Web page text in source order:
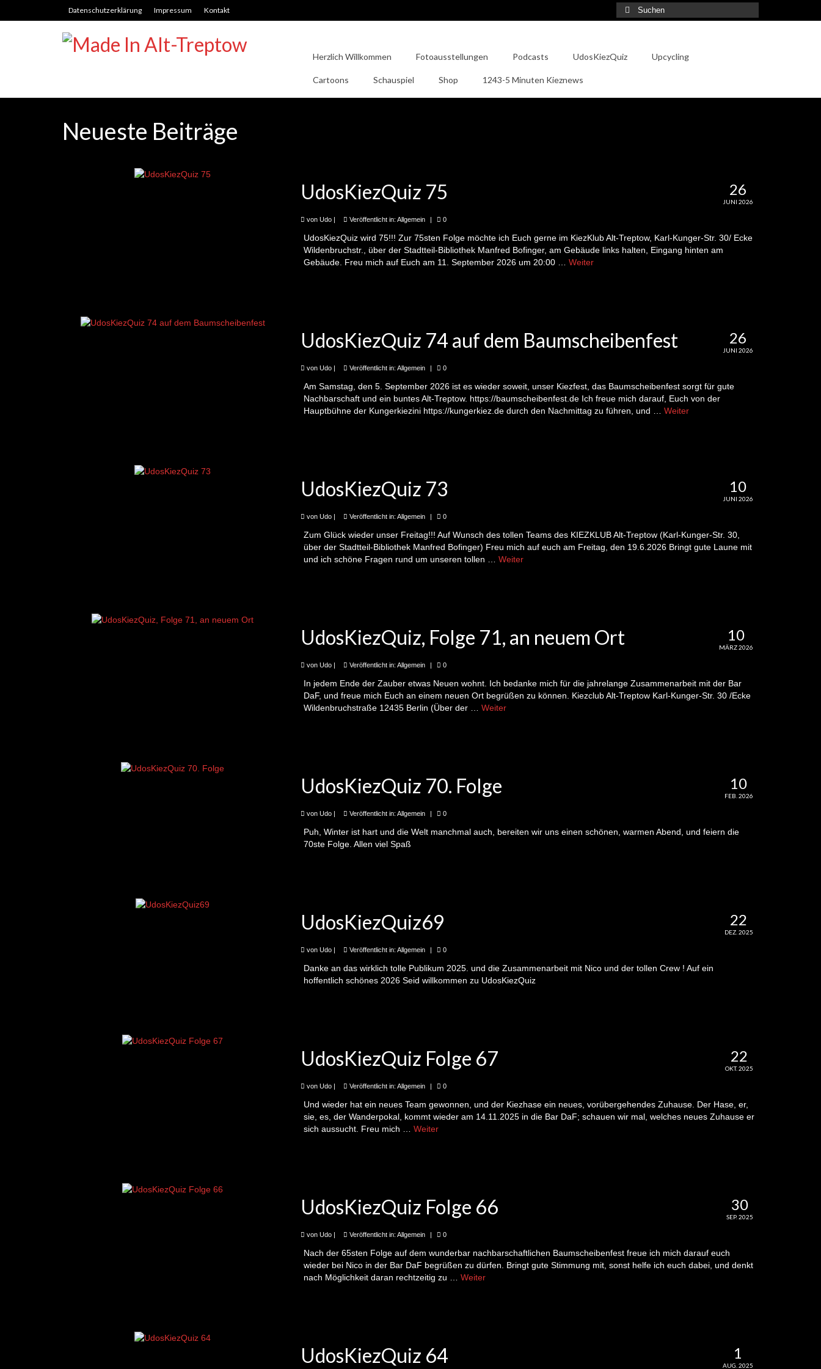
Datenschutzerklärung Impressum Kontakt
Suche
nach:
Herzlich Willkommen Fotoausstellungen Podcasts UdosKiezQuiz Upcycling
Cartoons Schauspiel Shop 1243-5 Minuten Kieznews
Neueste Beiträge
26
JUNI 2026
UdosKiezQuiz 75
vonUdo | Veröffentlicht in:Allgemein | 0
UdosKiezQuiz wird 75!!! Zur 75sten Folge möchte ich Euch gerne im KiezKlub Alt-Treptow, Karl-Kunger-Str. 30/ Ecke
Wildenbruchstr., über der Stadtteil-Bibliothek Manfred Bofinger, am Gebäude links halten, Eingang hinten am
Gebäude. Freu mich auf Euch am 11. September 2026 um 20:00 …Weiter
26
JUNI 2026
UdosKiezQuiz 74 auf dem Baumscheibenfest
vonUdo | Veröffentlicht in:Allgemein | 0
Am Samstag, den 5. September 2026 ist es wieder soweit, unser Kiezfest, das Baumscheibenfest sorgt für gute
Nachbarschaft und ein buntes Alt-Treptow. https://baumscheibenfest.de Ich freue mich darauf, Euch von der
Hauptbühne der Kungerkiezini https://kungerkiez.de durch den Nachmittag zu führen, und …Weiter
10
JUNI 2026
UdosKiezQuiz 73
vonUdo | Veröffentlicht in:Allgemein | 0
Zum Glück wieder unser Freitag!!! Auf Wunsch des tollen Teams des KIEZKLUB Alt-Treptow (Karl-Kunger-Str. 30,
über der Stadtteil-Bibliothek Manfred Bofinger) Freu mich auf euch am Freitag, den 19.6.2026 Bringt gute Laune mit
und ich schöne Fragen rund um unseren tollen …Weiter
10
MÄRZ 2026
UdosKiezQuiz, Folge 71, an neuem Ort
vonUdo | Veröffentlicht in:Allgemein | 0
In jedem Ende der Zauber etwas Neuen wohnt. Ich bedanke mich für die jahrelange Zusammenarbeit mit der Bar
DaF, und freue mich Euch an einem neuen Ort begrüßen zu können. Kiezclub Alt-Treptow Karl-Kunger-Str. 30 /Ecke
Wildenbruchstraße 12435 Berlin (Über der …Weiter
10
FEB. 2026
UdosKiezQuiz 70. Folge
vonUdo | Veröffentlicht in:Allgemein | 0
Puh, Winter ist hart und die Welt manchmal auch, bereiten wir uns einen schönen, warmen Abend, und feiern die
70ste Folge. Allen viel Spaß
22
DEZ. 2025
UdosKiezQuiz69
vonUdo | Veröffentlicht in:Allgemein | 0
Danke an das wirklich tolle Publikum 2025. und die Zusammenarbeit mit Nico und der tollen Crew ! Auf ein
hoffentlich schönes 2026 Seid willkommen zu UdosKiezQuiz
22
OKT. 2025
UdosKiezQuiz Folge 67
vonUdo | Veröffentlicht in:Allgemein | 0
Und wieder hat ein neues Team gewonnen, und der Kiezhase ein neues, vorübergehendes Zuhause. Der Hase, er,
sie, es, der Wanderpokal, kommt wieder am 14.11.2025 in die Bar DaF; schauen wir mal, welches neues Zuhause er
sich aussucht. Freu mich …Weiter
30
SEP. 2025
UdosKiezQuiz Folge 66
vonUdo | Veröffentlicht in:Allgemein | 0
Nach der 65sten Folge auf dem wunderbar nachbarschaftlichen Baumscheibenfest freue ich mich darauf euch
wieder bei Nico in der Bar DaF begrüßen zu dürfen. Bringt gute Stimmung mit, sonst helfe ich euch dabei, und denkt
nach Möglichkeit daran rechtzeitig zu …Weiter
1
AUG. 2025
UdosKiezQuiz 64